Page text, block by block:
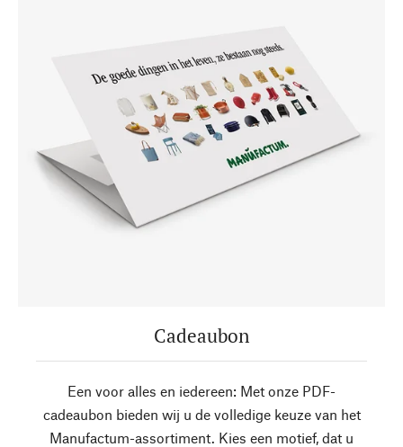
Cadeaubon
Een voor alles en iedereen: Met onze PDF-
cadeaubon bieden wij u de volledige keuze van het
Manufactum-assortiment. Kies een motief, dat u